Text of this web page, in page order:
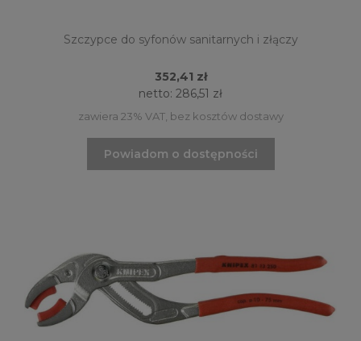
Szczypce do syfonów sanitarnych i złączy
352,41 zł
netto: 286,51 zł
zawiera 23% VAT, bez kosztów dostawy
Powiadom o dostępności